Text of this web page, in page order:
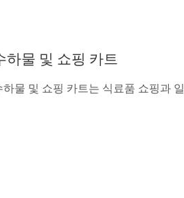
하물 및 쇼핑 카트
하물 및 쇼핑 카트는 식료품 쇼핑과